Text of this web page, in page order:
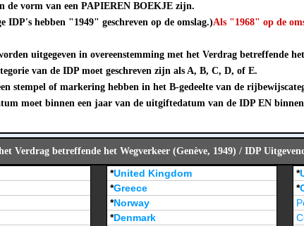
de vorm van een PAPIEREN BOEKJE zijn.
IDP's hebben "1949" geschreven op de omslag.)Als "1968" op de
uitgegeven in overeenstemming met het Verdrag betreffende
van de IDP moet geschreven zijn als A, B, C, D, of E.
stempel of markering hebben in het B-gedeelte van de
moet binnen een jaar van de uitgiftedatum van de IDP EN
Verdrag betreffende het Wegverkeer (Genève, 1949) / IDP
*United Kingdom
*Greece
*Norway
*Denmark
*
*